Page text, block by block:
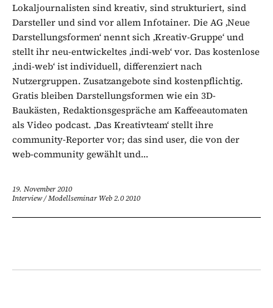
Lokaljournalisten sind kreativ, sind strukturiert, sind
Darsteller und sind vor allem Infotainer. Die AG ‚Neue
Darstellungsformen‘ nennt sich ‚Kreativ-Gruppe‘ und
stellt ihr neu-entwickeltes ‚indi-web‘ vor. Das kostenlose
‚indi-web‘ ist individuell, differenziert nach
Nutzergruppen. Zusatzangebote sind kostenpflichtig.
Gratis bleiben Darstellungsformen wie ein 3D-
Baukästen, Redaktionsgespräche am Kaffeeautomaten
als Video podcast. ‚Das Kreativteam‘ stellt ihre
community-Reporter vor; das sind user, die von der
web-community gewählt und...
19. November 2010
Interview/Modellseminar Web 2.0 2010